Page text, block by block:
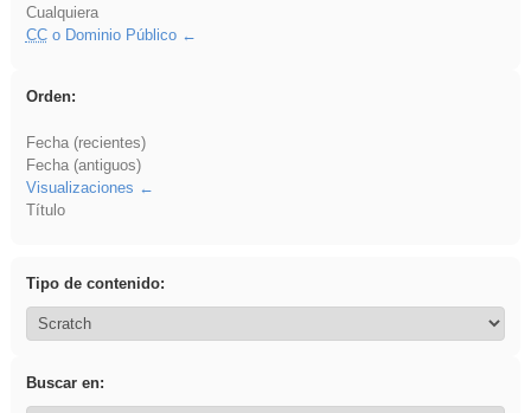
Cualquiera
CCo Dominio Público
Orden:
Fecha (recientes)
Fecha (antiguos)
Visualizaciones
Título
Tipo de contenido:
Buscar en: